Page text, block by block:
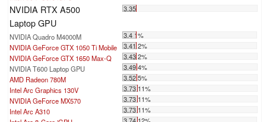
NVIDIA RTX A500
Laptop GPU
3.35
NVIDIA Quadro M4000M
3.4 1%
NVIDIA GeForce GTX 1050 Ti Mobile
3.41 2%
NVIDIA GeForce GTX 1650 Max-Q
3.43 2%
NVIDIA T600 Laptop GPU
3.49 4%
AMD Radeon 780M
3.52 5%
Intel Arc Graphics 130V
3.73 11%
NVIDIA GeForce MX570
3.73 11%
Intel Arc A310
3.73 11%
3.74 12%